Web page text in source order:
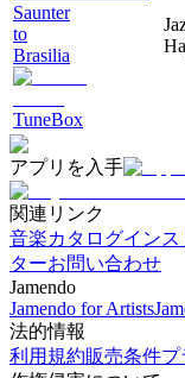
Saunter
to
Brasilia
TuneBox
アプリを入手
関連リンク
音楽カタログインス
ターお問い合わせ
Jamendo
Jamendo for Artists
法的情報
利用規約販売条件プ